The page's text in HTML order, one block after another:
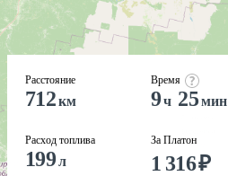
Расстояние
712км
Расход топлива
199л
Время
9ч 25мин
За Платон
1 316₽